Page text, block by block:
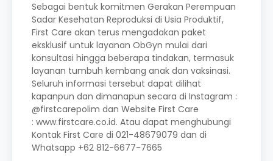
Sebagai bentuk komitmen Gerakan Perempuan
Sadar Kesehatan Reproduksi di Usia Produktif,
First Care akan terus mengadakan paket
eksklusif untuk layanan ObGyn mulai dari
konsultasi hingga beberapa tindakan, termasuk
layanan tumbuh kembang anak dan vaksinasi.
Seluruh informasi tersebut dapat dilihat
kapanpun dan dimanapun secara di Instagram :
@firstcarepolim dan Website First Care
: www.firstcare.co.id. Atau dapat menghubungi
Kontak First Care di 021-48679079 dan di
Whatsapp +62 812-6677-7665